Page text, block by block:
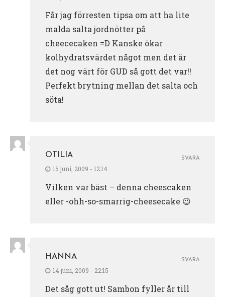
Får jag förresten tipsa om att ha lite
malda salta jordnötter på
cheececaken =D Kanske ökar
kolhydratsvärdet något men det är
det nog värt för GUD så gott det var!!
Perfekt brytning mellan det salta och
söta!
OTILIA
15 juni, 2009 - 12:14
Vilken var bäst – denna cheescaken
eller -ohh-so-smarrig-cheesecake 😉
SVARA
HANNA
14 juni, 2009 - 22:15
Det såg gott ut! Sambon fyller år till
SVARA